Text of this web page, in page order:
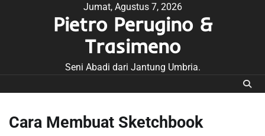
Jumat, Agustus 7, 2026
Pietro Perugino &
Trasimeno
Seni Abadi dari Jantung Umbria.
Cara Membuat Sketchbook